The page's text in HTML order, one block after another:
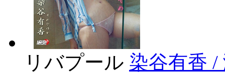
リバプール 染谷有香 /